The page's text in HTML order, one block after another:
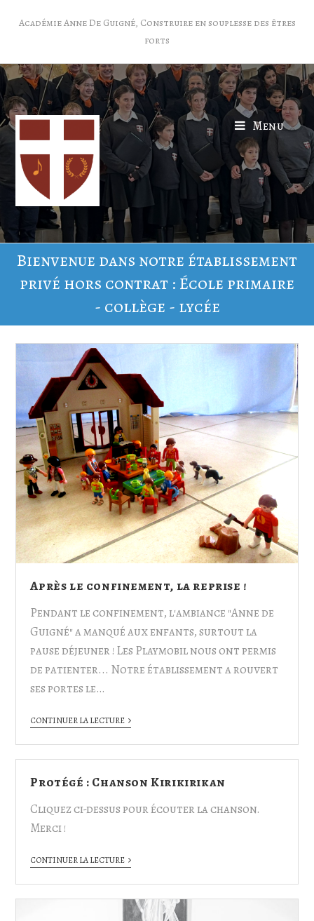
Académie Anne De Guigné, Construire en souplesse des êtres
forts
Menu
Bienvenue dans notre établissement
privé hors contrat : École primaire
- collège - lycée
Après le confinement, la reprise !
Pendant le confinement, l'ambiance "Anne de
Guigné" a manqué aux enfants, surtout la
pause déjeuner ! Les Playmobil nous ont permis
de patienter... Notre établissement a rouvert
ses portes le…
CONTINUER LA LECTURE
Protégé : Chanson Kirikirikan
Cliquez ci-dessus pour écouter la chanson.
Merci !
CONTINUER LA LECTURE